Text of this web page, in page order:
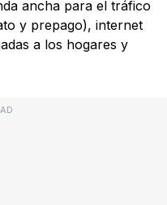
ancha para el tráfico
y prepago), internet
a los hogares y